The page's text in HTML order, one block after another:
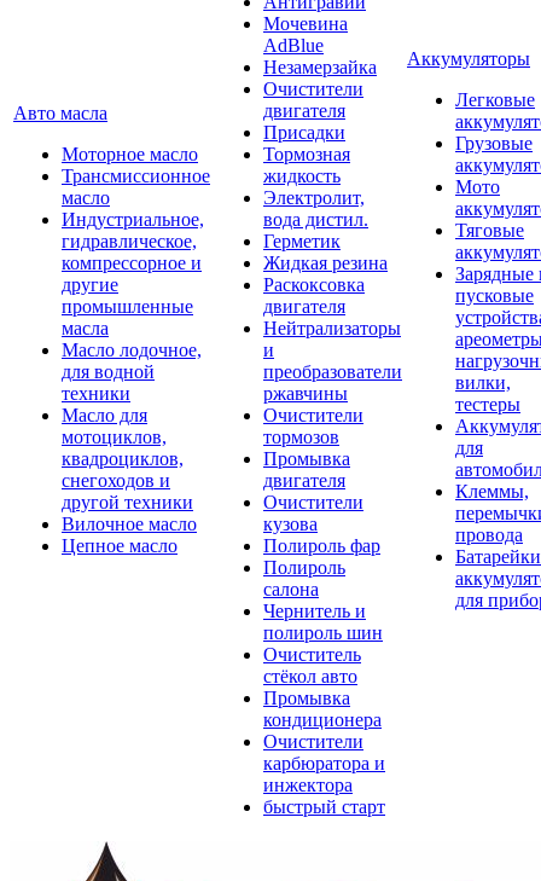
Авто масла
Моторное масло
Трансмиссионное
масло
Индустриальное,
гидравлическое,
компрессорное и
другие
промышленные
масла
Масло лодочное,
для водной
техники
Масло для
мотоциклов,
квадроциклов,
снегоходов и
другой техники
Вилочное масло
Цепное масло
Мочевина
AdBlue
Незамерзайка
Очистители
двигателя
Присадки
Тормозная
жидкость
Электролит,
вода дистил.
Герметик
Жидкая резина
Раскоксовка
двигателя
Нейтрализаторы
и
преобразователи
ржавчины
Очистители
тормозов
Промывка
двигателя
Очистители
кузова
Полироль фар
Полироль
салона
Чернитель и
полироль шин
Очиститель
стёкол авто
Промывка
кондиционера
Очистители
карбюратора и
инжектора
быстрый старт
Аккумуляторы
Легковые
Грузовые
Мото
Тяговые
Зарядные
пусковые
вилки,
тестеры
для
Клеммы,
провода
для